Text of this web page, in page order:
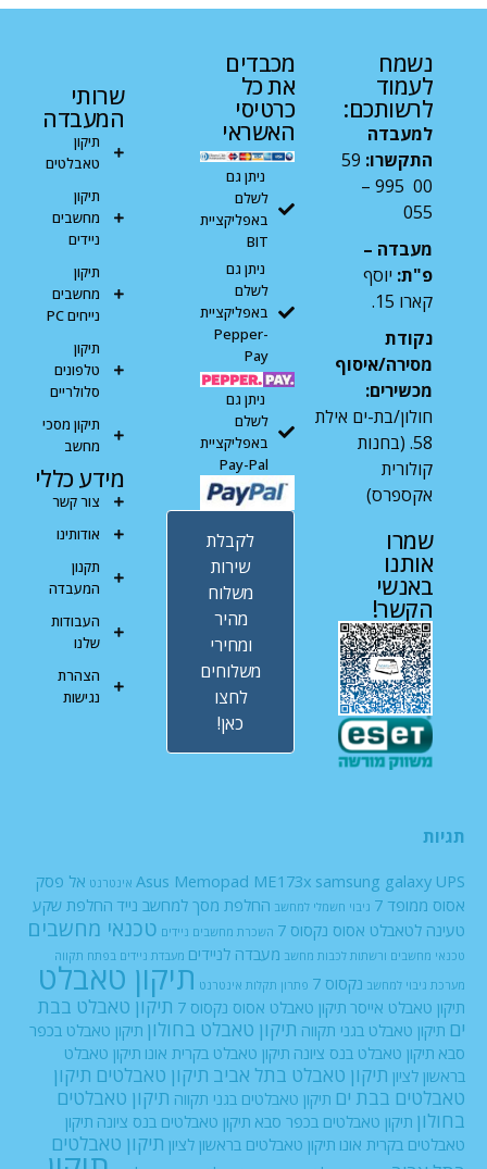
נשמח
לעמוד
לרשותכם:
למעבדה
התקשרו: 59
00 995 –
055
מעבדה –
פ"ת: יוסף
קארו 15.
נקודת
מסירה/איסוף
מכשירים:
חולון/בת-ים אילת
58. (בחנות
קולורית
אקספרס)
שמרו
אותנו
באנשי
הקשר!
מכבדים
את כל
כרטיסי
האשראי
ניתן גם
לשלם
באפליקציית
BIT
ניתן גם
לשלם
באפליקציית
Pepper-
Pay
ניתן גם
לשלם
באפליקציית
Pay-Pal
לקבלת
שירות
משלוח
מהיר
ומחירי
משלוחים
לחצו
כאן!
שרותי
המעבדה
תיקון
טאבלטים
תיקון
מחשבים
ניידים
תיקון
מחשבים
נייחים PC
תיקון
טלפונים
סלולריים
תיקון מסכי
מחשב
מידע כללי
צור קשר
אודותינו
תקנון
המעבדה
העבודות
שלנו
הצהרת
נגישות
תגיות
Asus Memopad ME173x samsung galaxy UPS אינטרנט אל פסק
אסוס ממופד 7
גיבוי חשמלי למחשב החלפת מסך למחשב נייד החלפת שקע
טעינה לטאבלט אסוס נקסוס 7
השכרת מחשבים ניידים טכנאי מחשבים
טכנאי מחשבים ורשתות לכבות מחשב מעבדה לניידים מעבדת ניידים בפתח תקווה
מערכת גיבוי למחשב נקסוס 7 פתרון תקלות אינטרנט תיקון טאבלט
תיקון טאבלט אייסר תיקון טאבלט אסוס נקסוס 7
תיקון טאבלט בבת
ים תיקון טאבלט בגני תקווה תיקון טאבלט בחולון תיקון טאבלט בכפר
סבא תיקון טאבלט בנס ציונה תיקון טאבלט בקרית אונו תיקון טאבלט
בראשון לציון תיקון טאבלט בתל אביב תיקון טאבלטים תיקון
טאבלטים בבת ים תיקון טאבלטים בגני תקווה תיקון טאבלטים
בחולון תיקון טאבלטים בכפר סבא תיקון טאבלטים בנס ציונה תיקון
טאבלטים בקרית אונו תיקון טאבלטים בראשון לציון תיקון טאבלטים